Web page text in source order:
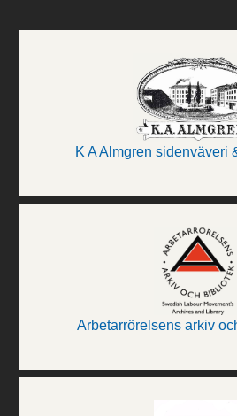
K A Almgren sidenväveri
Arbetarrörelsens arkiv